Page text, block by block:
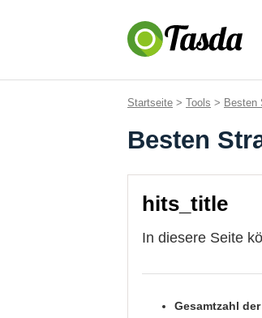
Startseite > Tools > Besten
Besten
hits_title
In diesere Seite
Gesamtzahl